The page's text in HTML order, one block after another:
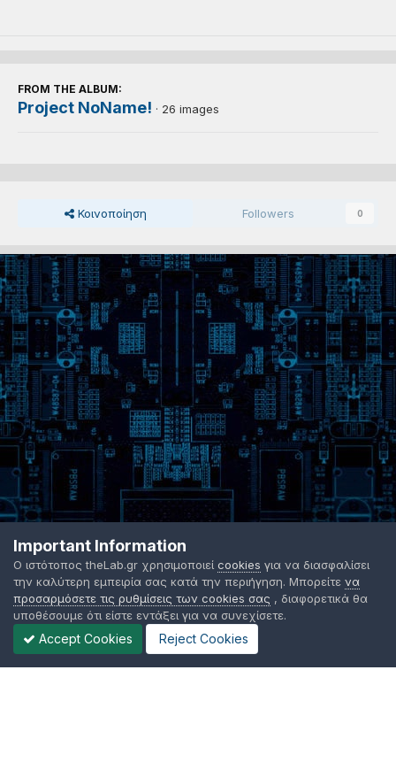
FROM THE ALBUM:
Project NoName! · 26 images
Κοινοποίηση Followers 0
Important Information
Ο ιστότοπος theLab.gr χρησιμοποιεί cookies για να διασφαλίσει
την καλύτερη εμπειρία σας κατά την περιήγηση. Μπορείτε να
προσαρμόσετε τις ρυθμίσεις των cookies σας , διαφορετικά θα
υποθέσουμε ότι είστε εντάξει για να συνεχίσετε.
Accept Cookies Reject Cookies